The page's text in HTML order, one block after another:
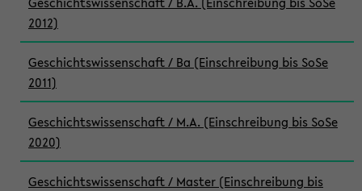
2012)
Geschichtswissenschaft / Ba (Einschreibung bis SoSe
2011)
Geschichtswissenschaft / M.A. (Einschreibung bis SoSe
2020)
Geschichtswissenschaft / Master (Einschreibung bis